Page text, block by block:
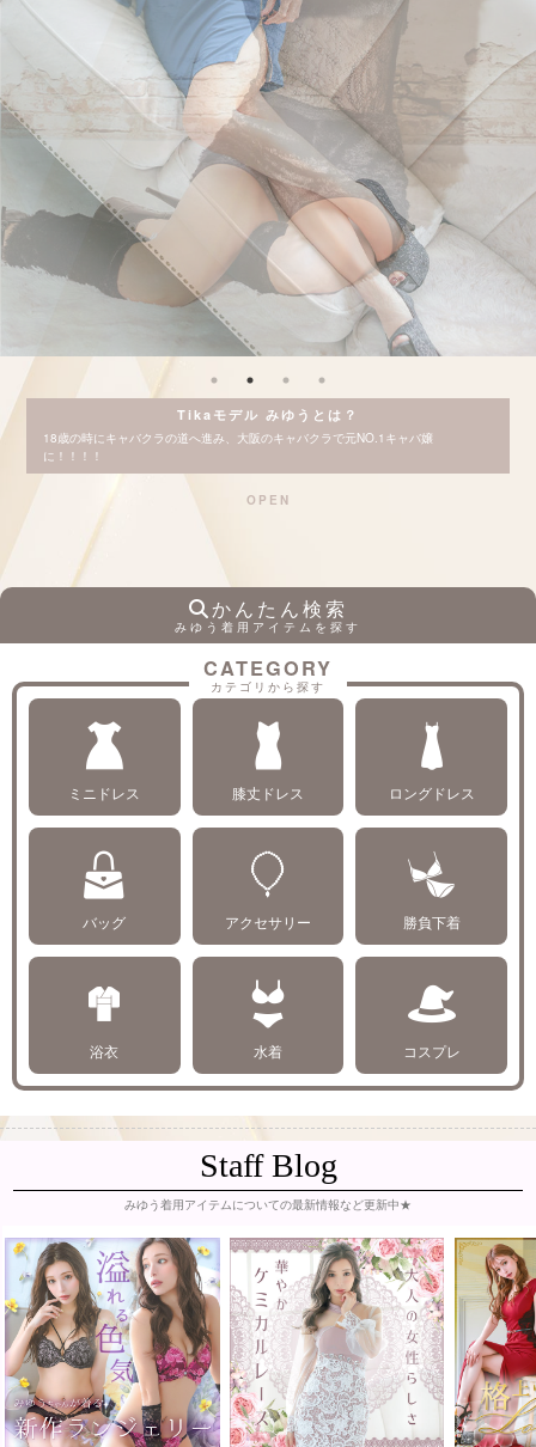
Tikaモデル みゆうとは？
18歳の時にキャバクラの道へ進み、大阪のキャバクラで元NO.1キャバ嬢
に！！！！
OPEN
かんたん検索
みゆう着用アイテムを探す
CATEGORY
カテゴリから探す
ミニドレス 膝丈ドレス ロングドレス
バッグ アクセサリー 勝負下着
浴衣 水着 コスプレ
Staff Blog
みゆう着用アイテムについての最新情報など更新中★